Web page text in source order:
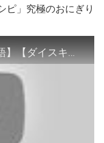
ピ」究極のおにぎり
究極レシピをゲット！【牧場物語】【ダイスキーの特別な依頼をクリアしよう!】オリーブタウンと希望の大地『Switch』Story of Seasons Pioneers of OliveTown